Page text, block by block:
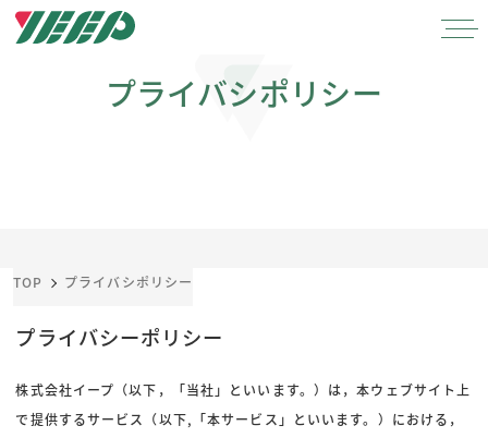
移
プライバシポリシー
TOP プライバシポリシー
プライバシーポリシー
株式会社イープ（以下，「当社」といいます。）は，本ウェブサイト上
で提供するサービス（以下,「本サービス」といいます。）における，